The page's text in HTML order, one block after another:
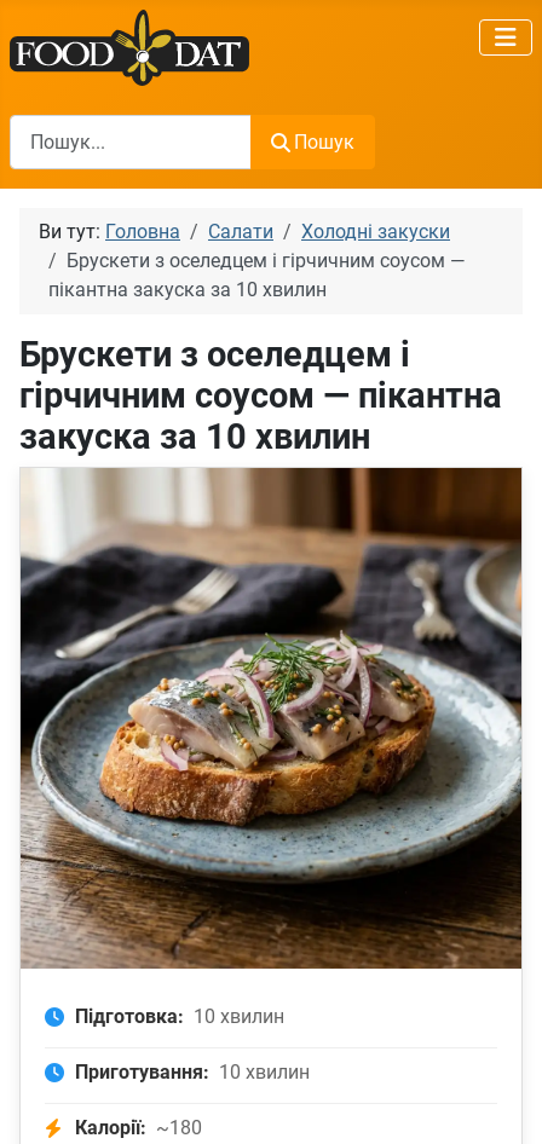
Пошук
Пошук
Ви тут: Головна Салати
Холодні закуски
Брускети з оселедцем і гірчичним соусом —
пікантна закуска за 10 хвилин
Брускети з оселедцем і
гірчичним соусом — пікантна
закуска за 10 хвилин
Підготовка: 10 хвилин
Приготування: 10 хвилин
Калорії: ~180